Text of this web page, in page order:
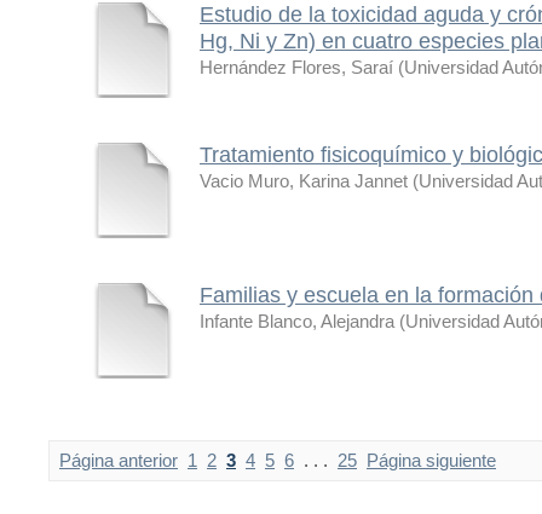
Estudio de la toxicidad aguda y
Hg, Ni y Zn) en cuatro especies
Hernández Flores, Saraí (Universidad
Tratamiento fisicoquímico y
Vacio Muro, Karina Jannet (Universidad
Familias y escuela en la
Infante Blanco, Alejandra (Universidad
Página anterior 1 2 3 4 5 6 . . . 25 Página siguiente